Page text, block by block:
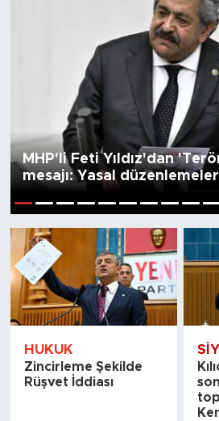
MHP'li Feti Yıldız'dan
mesajı: Yasal düzenlemeler
HUKUK
Zincirleme Şekilde
Rüşvet İddiası
Son Dakika Haberleri
Haber Arşivi